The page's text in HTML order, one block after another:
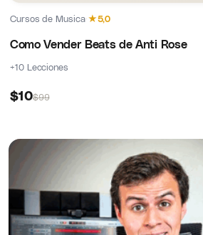
Cursos de Musica·★5,0
Como Vender Beats de Anti Rose
+10 Lecciones
$10$99